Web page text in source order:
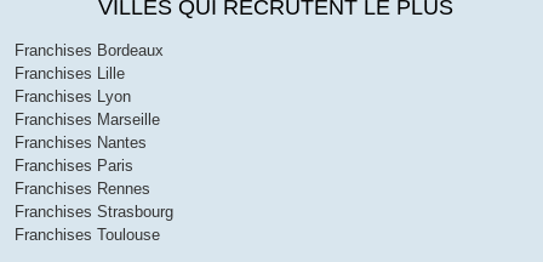
VILLES QUI RECRUTENT LE PLUS
Franchises Bordeaux
Franchises Lille
Franchises Lyon
Franchises Marseille
Franchises Nantes
Franchises Paris
Franchises Rennes
Franchises Strasbourg
Franchises Toulouse